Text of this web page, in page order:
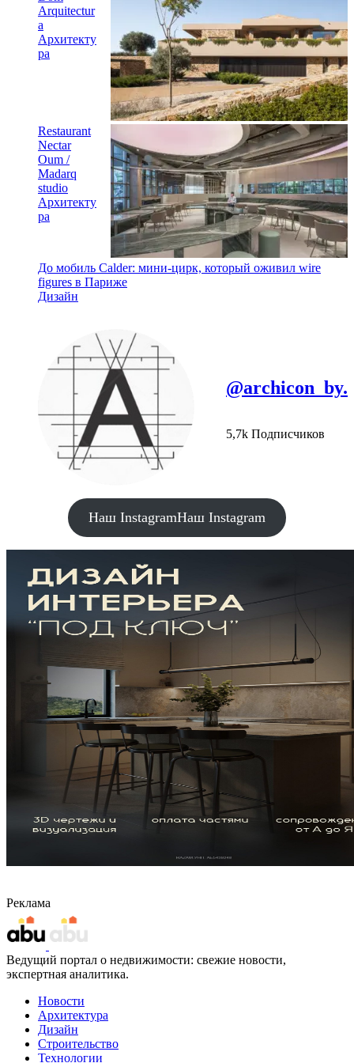
Arquitectur
a
Архитекту
ра
Restaurant
Nectar
Oum /
Madarq
studio
Архитекту
ра
До мобиль Calder: мини-цирк, который оживил wire
figures в Париже
Дизайн
@archicon_by.
5,7k Подписчиков
Наш InstagramНаш Instagram
Реклама
Ведущий портал о недвижимости: свежие новости,
экспертная аналитика.
Новости
Архитектура
Дизайн
Строительство
Технологии